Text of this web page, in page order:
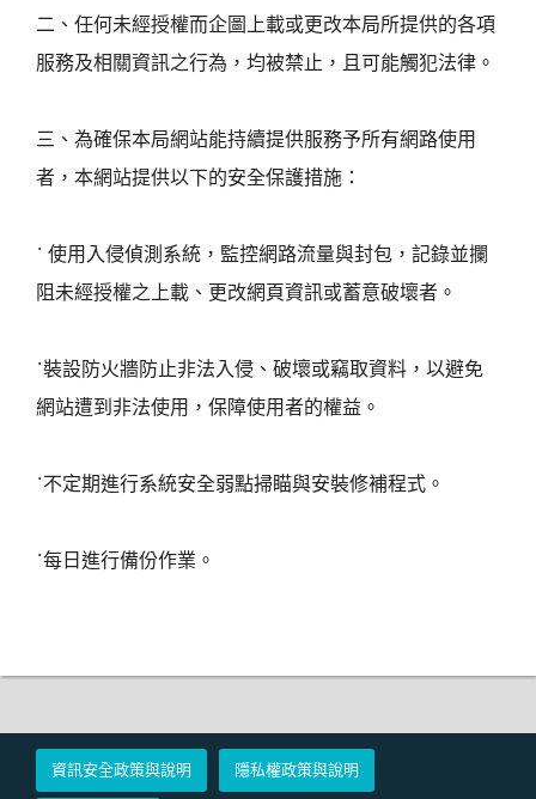
二、任何未經授權而企圖上載或更改本局所提供的各項
服務及相關資訊之行為，均被禁止，且可能觸犯法律。
三、為確保本局網站能持續提供服務予所有網路使用
者，本網站提供以下的安全保護措施：
˙ 使用入侵偵測系統，監控網路流量與封包，記錄並攔
阻未經授權之上載、更改網頁資訊或蓄意破壞者。
˙裝設防火牆防止非法入侵、破壞或竊取資料，以避免
網站遭到非法使用，保障使用者的權益。
˙不定期進行系統安全弱點掃瞄與安裝修補程式。
˙每日進行備份作業。
資訊安全政策與說明 隱私權政策與說明